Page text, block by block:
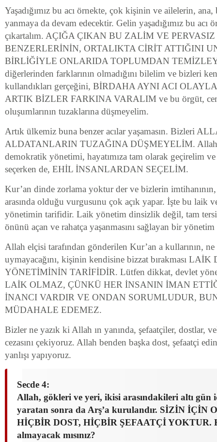
Yaşadığımız bu acı örnekte, çok kişinin ve ailelerin, ana,
yanmaya da devam edecektir. Gelin yaşadığımız bu acı
çıkartalım. AÇIĞA ÇIKAN BU ZALİM VE
BENZERLERİNİN, ORTALIKTA CİRİT ATTIĞINI
BİRLİĞİYLE ONLARIDA TOPLUMDAN
diğerlerinden farklarının olmadığını bilelim ve bizleri
kullandıkları gerçeğini, BİRDAHA AYNI ACI
ARTIK BİZLER FARKINA VARALIM ve bu örgüt,
oluşumlarının tuzaklarına düşmeyelim.
Artık ülkemiz buna benzer acılar yaşamasın. Bizleri
ALDATANLARIN TUZAĞINA DÜŞMEYELİM. Allah
demokratik yönetimi, hayatımıza tam olarak geçirelim
seçerken de, EHİL İNSANLARDAN SEÇELİM.
Kur’an dinde zorlama yoktur der ve bizlerin
arasında olduğu vurgusunu çok açık yapar. İşte bu laik
yönetimin tarifidir. Laik yönetim dinsizlik değil, tam
önünü açan ve rahatça yaşanmasını sağlayan bir
Allah elçisi tarafından gönderilen Kur’an a kullarının,
uymayacağını, kişinin kendisine bizzat bırakması
YÖNETİMİNİN TARİFİDİR. Lütfen dikkat, devlet
LAİK OLMAZ, ÇÜNKÜ HER İNSANIN İMAN
İNANCI VARDIR VE ONDAN SORUMLUDUR,
MÜDAHALE EDEMEZ.
Bizler ne yazık ki Allah ın yanında, şefaatçiler, dostlar,
cezasını çekiyoruz. Allah benden başka dost, şefaatçi
yanlışı yapıyoruz.
Secde 4:
Allah, gökleri ve yeri, ikisi arasındakileri altı gün
yaratan sonra da Arş’a kurulandır. SİZİN İÇİN
HİÇBİR DOST, HİÇBİR ŞEFAATÇİ YOKTUR.
almayacak mısınız?